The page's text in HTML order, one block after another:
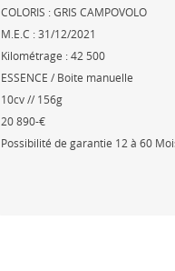
COLORIS : GRIS CAMPOVOLO
M.E.C : 31/12/2021
Kilométrage : 42 500
ESSENCE / Boite manuelle
10cv // 156g
20 890-€
Possibilité de garantie 12 à 60